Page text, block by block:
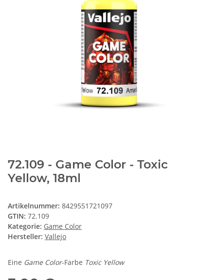
72.109 - Game Color - Toxic
Yellow, 18ml
Artikelnummer: 8429551721097
GTIN: 72.109
Kategorie: Game Color
Hersteller: Vallejo
Eine Game Color-Farbe Toxic Yellow